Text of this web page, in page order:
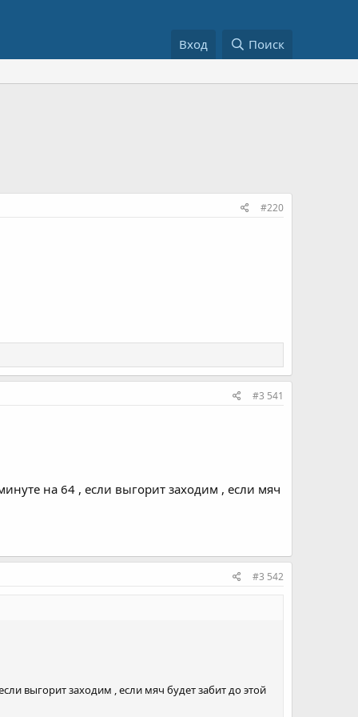
Вход Поиск
#220
#3 541
на 64 , если выгорит заходим , если мяч
#3 542
выгорит заходим , если мяч будет забит до этой